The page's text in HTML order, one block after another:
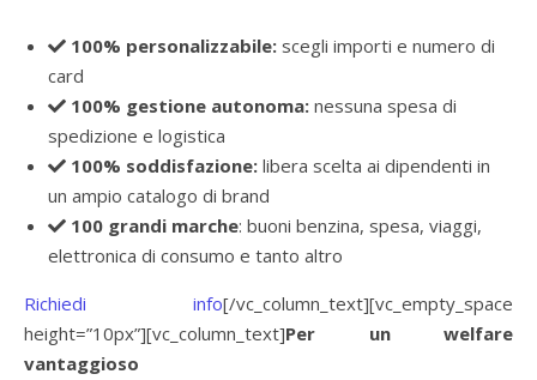
100% personalizzabile: scegli importi e numero di
card
100% gestione autonoma: nessuna spesa di
spedizione e logistica
100% soddisfazione: libera scelta ai dipendenti in
un ampio catalogo di brand
100 grandi marche: buoni benzina, spesa, viaggi,
elettronica di consumo e tanto altro
Richiedi info[/vc_column_text][vc_empty_space
height=”10px”][vc_column_text]Per un welfare
vantaggioso